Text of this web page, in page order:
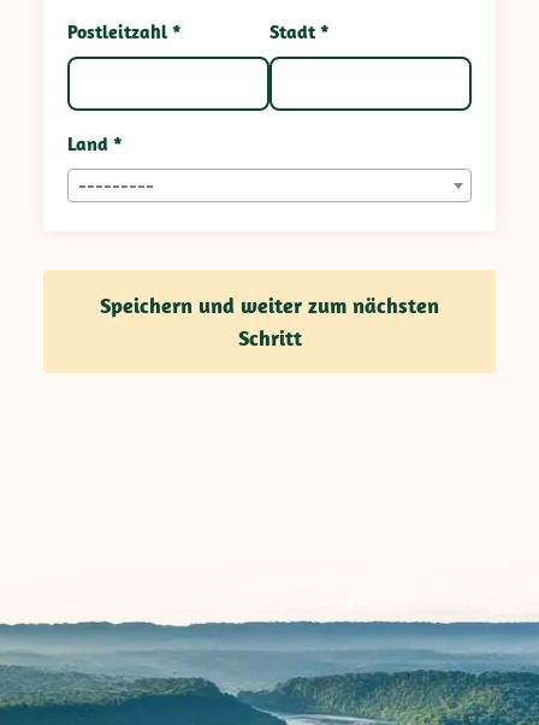
Postleitzahl * Stadt *
Land *
---------
Speichern und weiter zum nächsten
Schritt